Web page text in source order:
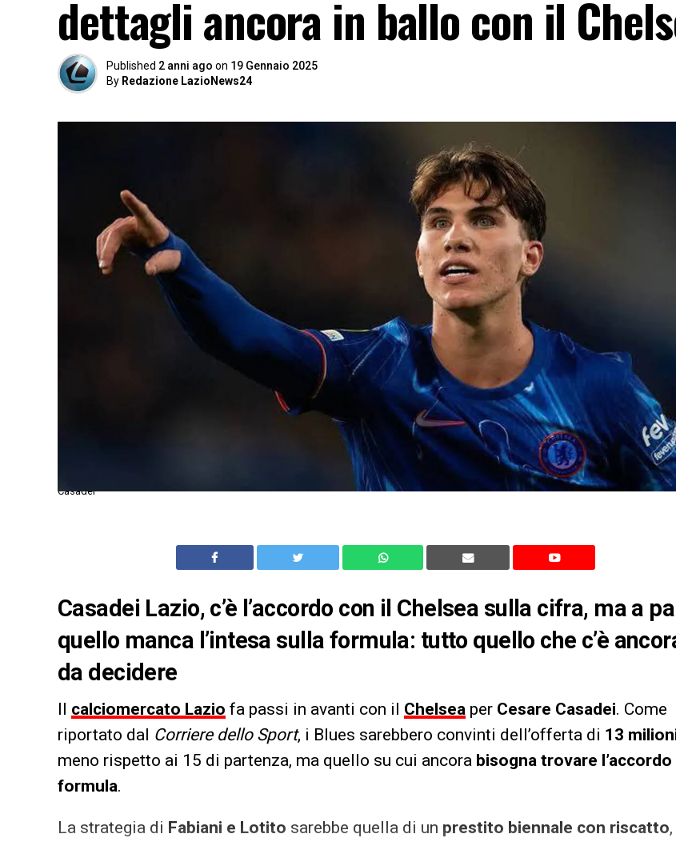
dettagli ancora in ballo con il
Published 2 anni ago on 19 Gennaio 2025
By Redazione LazioNews24
Casadei
Casadei Lazio, c’è l’accordo con il Chelsea sulla cifra, ma a
quello manca l’intesa sulla formula: tutto quello che c’è
da decidere
Il calciomercato Lazio fa passi in avanti con il Chelsea per Cesare Casadei. Come
riportato dal Corriere dello Sport, i Blues sarebbero convinti dell’offerta di 13
meno rispetto ai 15 di partenza, ma quello su cui ancora bisogna trovare l’accordo
formula.
La strategia di Fabiani e Lotito sarebbe quella di un prestito biennale con riscatto